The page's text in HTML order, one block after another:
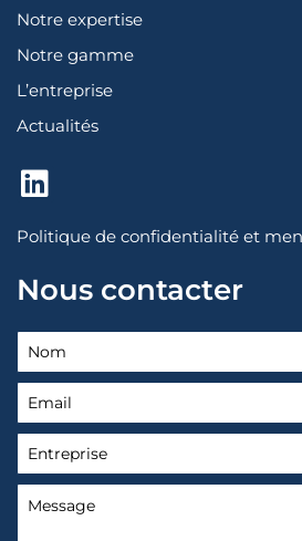
Notre expertise
Notre gamme
L’entreprise
Actualités
L
n
k
e
d
i
n
Politique de confidentialité et
Nous contacter